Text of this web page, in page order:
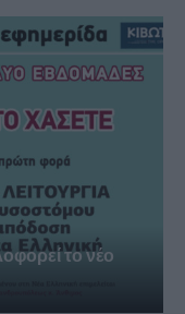
το νέο